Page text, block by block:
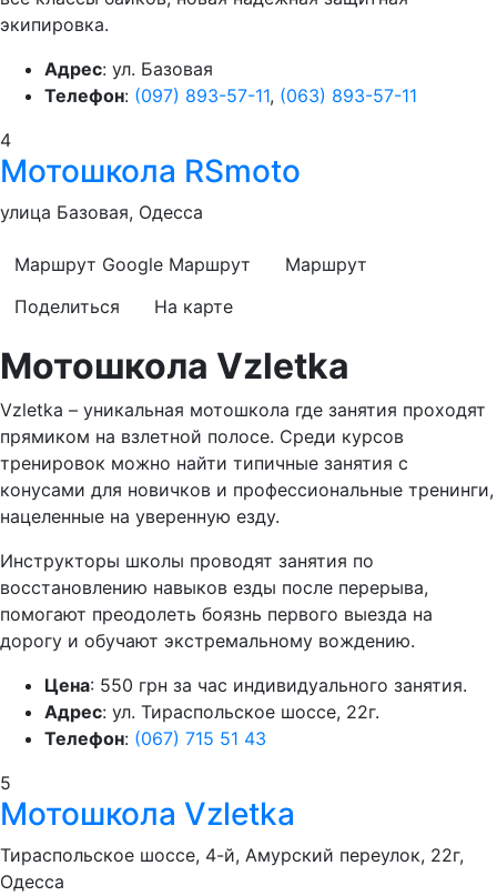
экипировка.
Адрес: ул. Базовая
Телефон: (097) 893-57-11, (063) 893-57-11
4
Мотошкола RSmoto
улица Базовая, Одесса
Маршрут Google Маршрут
Маршрут
Поделиться
На карте
Мотошкола Vzletka
Vzletka – уникальная мотошкола где занятия проходят
прямиком на взлетной полосе. Среди курсов
тренировок можно найти типичные занятия с
конусами для новичков и профессиональные тренинги,
нацеленные на уверенную езду.
Инструкторы школы проводят занятия по
восстановлению навыков езды после перерыва,
помогают преодолеть боязнь первого выезда на
дорогу и обучают экстремальному вождению.
Цена: 550 грн за час индивидуального занятия.
Адрес: ул. Тираспольское шоссе, 22г.
Телефон: (067) 715 51 43
5
Мотошкола Vzletka
Тираспольское шоссе, 4-й, Амурский переулок, 22г,
Одесса